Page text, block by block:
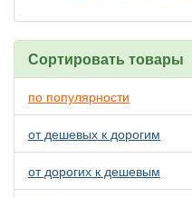
Сортировать товары
по популярности
от дешевых к дорогим
от дорогих к дешевым